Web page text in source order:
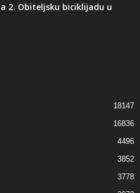
2. Obiteljsku biciklijadu u
18147
16836
4496
3852
3778